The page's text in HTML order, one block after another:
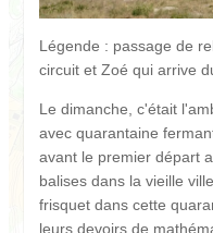
Légende : passage de
circuit et Zoé qui arrive
Le dimanche, c'était
avec quarantaine
avant le premier départ
balises dans la vieille
frisquet dans cette
leurs devoirs de